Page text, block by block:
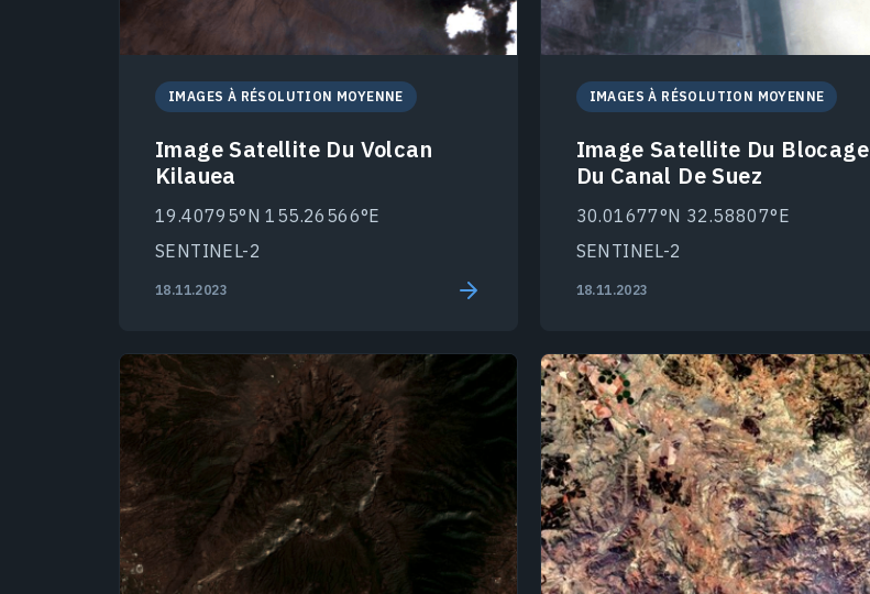
IMAGES À RÉSOLUTION MOYENNE
Image Satellite Du Volcan
Kilauea
19.40795°N 155.26566°E
SENTINEL-2
18.11.2023
IMAGES À RÉSOLUTION MOYENNE
Image Satellite Du Blocage
Du Canal De Suez
30.01677°N 32.58807°E
SENTINEL-2
18.11.2023